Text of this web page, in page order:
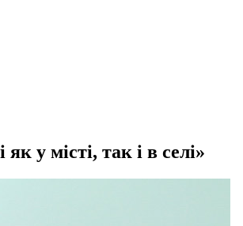
у місті, так і в селі»